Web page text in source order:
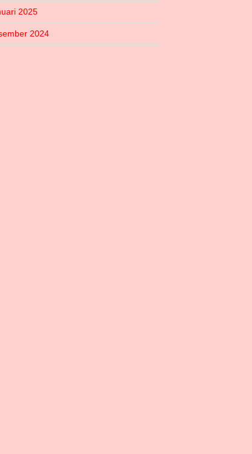
2025
2024